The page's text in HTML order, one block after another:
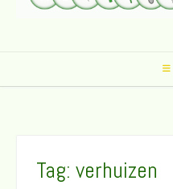
Tag: verhuizen